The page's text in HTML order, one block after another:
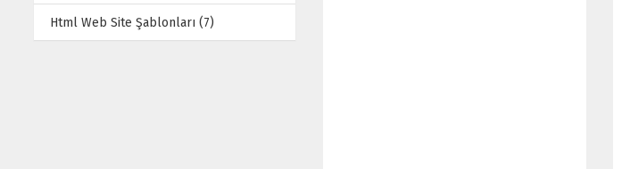
Html Web Site Şablonları (7)